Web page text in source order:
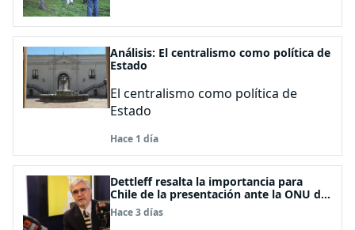
Análisis: El centralismo como política de
Estado
El centralismo como política de
Estado
Hace 1 día
Dettleff resalta la importancia para
Chile de la presentación ante la ONU de
la Plataforma Continental Extendida del
Archipiélago Juan Fernández
Hace 3 días